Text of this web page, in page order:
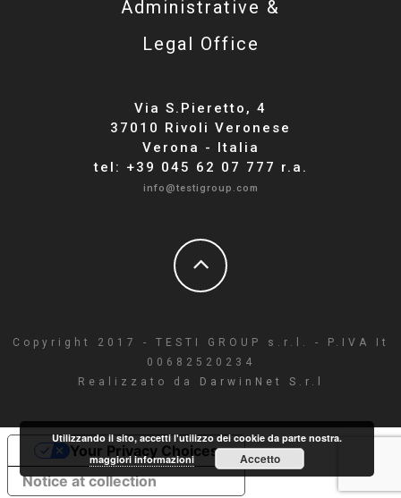
Administrative &
Legal Office
Via S.Pieretto, 4
37010 Rivoli Veronese
Verona - Italia
tel: +39 045 62 07 777 r.a.
info@testigroup.com
Copyright 2017 - TESTI GROUP s.r.l. - P.IVA It
00682520234
Realizzato da
DarwinNet S.r.l
Utilizzando il sito, accetti l'utilizzo dei cookie da parte nostra.
maggiori informazioni
Accetto
Notice at collection
Your Privacy Choices